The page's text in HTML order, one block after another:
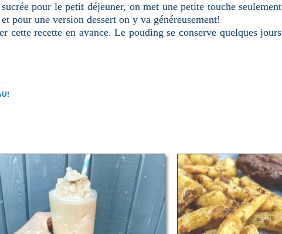
pour le petit déjeuner, on met une petite touche seulement
pour une version dessert on y va généreusement!
cette recette en avance. Le pouding se conserve quelques jours